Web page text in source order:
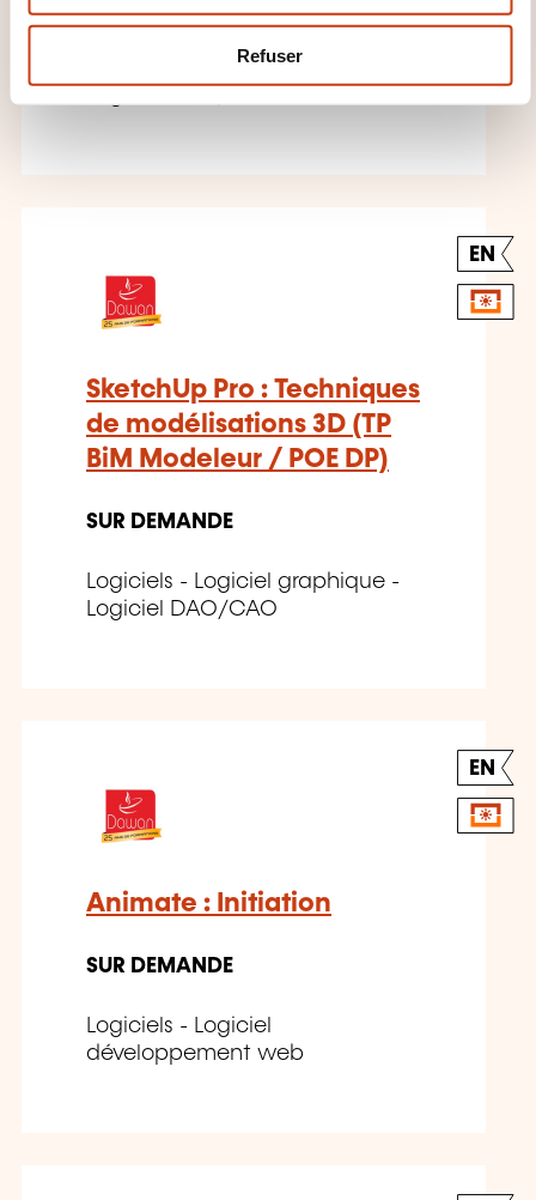
n
Refuser
SUR DEMANDE
Logiciels - Logiciel graphique -
EN
SketchUp Pro : Techniques
de modélisations 3D (TP
BiM Modeleur / POE DP)
SUR DEMANDE
Logiciels - Logiciel graphique -
Logiciel DAO/CAO
EN
Animate : Initiation
SUR DEMANDE
Logiciels - Logiciel
développement web